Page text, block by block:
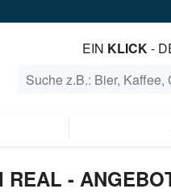
EIN KLICK-
REAL -